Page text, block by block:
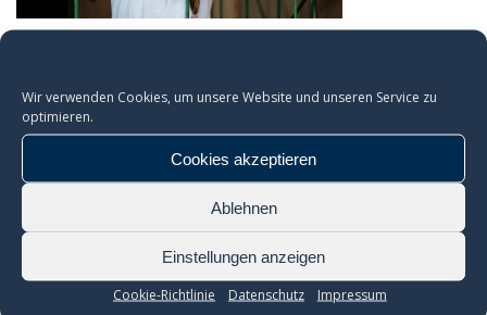
Wir verwenden Cookies, um unsere Website und unseren Service zu
optimieren.
Cookies akzeptieren
Ablehnen
Einstellungen anzeigen
Cookie-Richtlinie Datenschutz Impressum